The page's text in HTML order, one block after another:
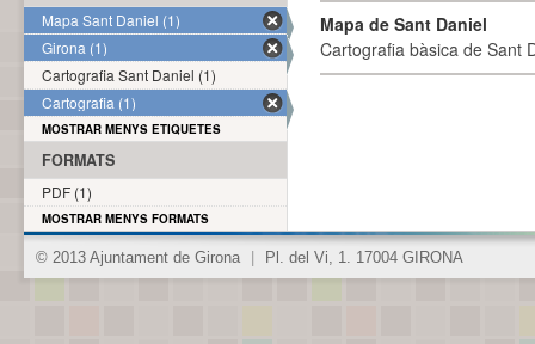
Mapa de Sant Daniel
Cartografia bàsica de Sant
Mapa Sant Daniel (1)
Girona (1)
Cartografia Sant Daniel (1)
Cartografia (1)
MOSTRAR MENYS ETIQUETES
FORMATS
PDF (1)
MOSTRAR MENYS FORMATS
© 2013 Ajuntament de Girona Pl. del Vi, 1. 17004 GIRONA